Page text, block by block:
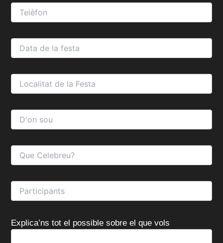
Explica’ns tot el possible sobre el que vols